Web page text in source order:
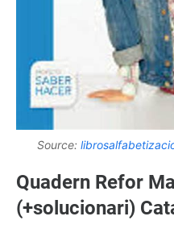
Source:
Quadern Refor
(+solucionari)